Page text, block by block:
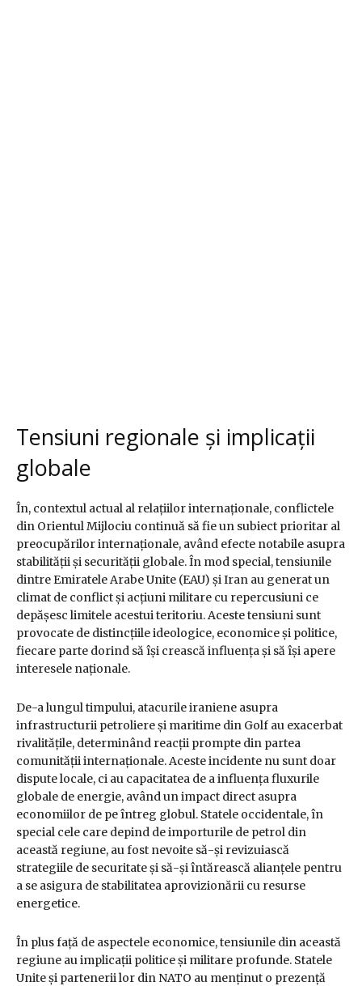
Tensiuni regionale și implicații
globale
În, contextul actual al relațiilor internaționale, conflictele
din Orientul Mijlociu continuă să fie un subiect prioritar al
preocupărilor internaționale, având efecte notabile asupra
stabilității și securității globale. În mod special, tensiunile
dintre Emiratele Arabe Unite (EAU) și Iran au generat un
climat de conflict și acțiuni militare cu repercusiuni ce
depășesc limitele acestui teritoriu. Aceste tensiuni sunt
provocate de distincțiile ideologice, economice și politice,
fiecare parte dorind să își crească influența și să își apere
interesele naționale.
De-a lungul timpului, atacurile iraniene asupra
infrastructurii petroliere și maritime din Golf au exacerbat
rivalitățile, determinând reacții prompte din partea
comunității internaționale. Aceste incidente nu sunt doar
dispute locale, ci au capacitatea de a influența fluxurile
globale de energie, având un impact direct asupra
economiilor de pe întreg globul. Statele occidentale, în
special cele care depind de importurile de petrol din
această regiune, au fost nevoite să-și revizuiască
strategiile de securitate și să-și întărească alianțele pentru
a se asigura de stabilitatea aprovizionării cu resurse
energetice.
În plus față de aspectele economice, tensiunile din această
regiune au implicații politice și militare profunde. Statele
Unite și partenerii lor din NATO au menținut o prezență